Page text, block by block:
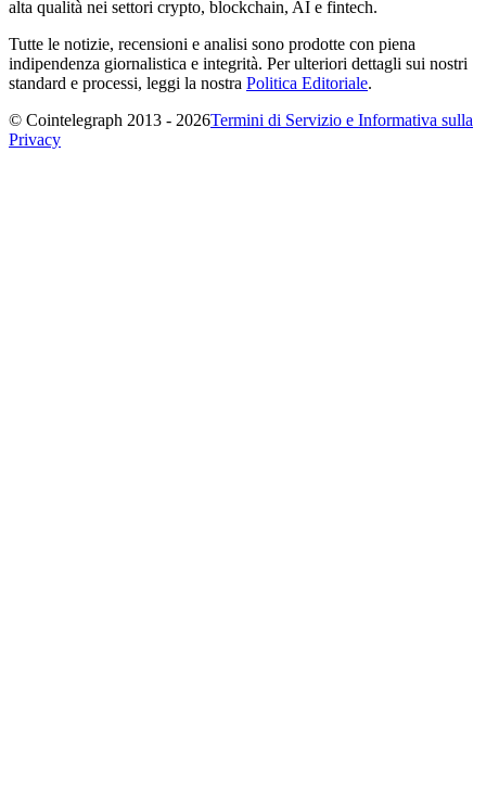
alta qualità nei settori crypto, blockchain, AI e fintech.
Tutte le notizie, recensioni e analisi sono prodotte con piena
indipendenza giornalistica e integrità. Per ulteriori dettagli sui nostri
standard e processi, leggi la nostra Politica Editoriale.
© Cointelegraph 2013 - 2026Termini di Servizio e Informativa sulla
Privacy